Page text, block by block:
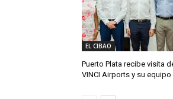
EL CIBAO
Puerto Plata recibe visita
VINCI Airports y su